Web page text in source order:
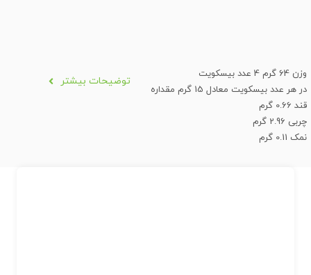
وزن 64 گرم 4 عدد بیسکویت
در هر عدد بیسکویت معادل 15 گرم مقداره
قند 0.66 گرم
چربی 2.96 گرم
نمک 0.11 گرم
توضیحات بیشتر